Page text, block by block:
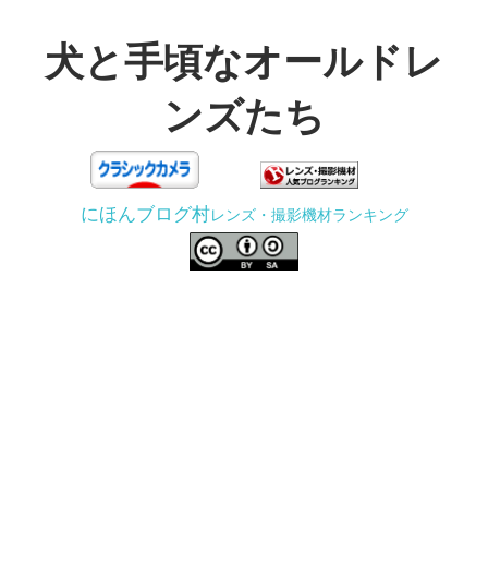
テ犬と手頃なオールドレ
ンズたち
にほんブログ村レンズ・撮影機材ランキング